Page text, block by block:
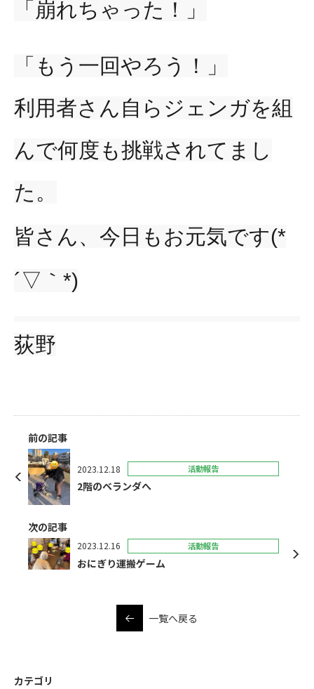
「崩れちゃった！」
「もう一回やろう！」
利用者さん自らジェンガを組
んで何度も挑戦されてまし
た。
皆さん、今日もお元気です(*
´▽｀*)
荻野
前の記事
2023.12.18 活動報告
2階のベランダへ
次の記事
2023.12.16 活動報告
おにぎり運搬ゲーム
一覧へ戻る
カテゴリ